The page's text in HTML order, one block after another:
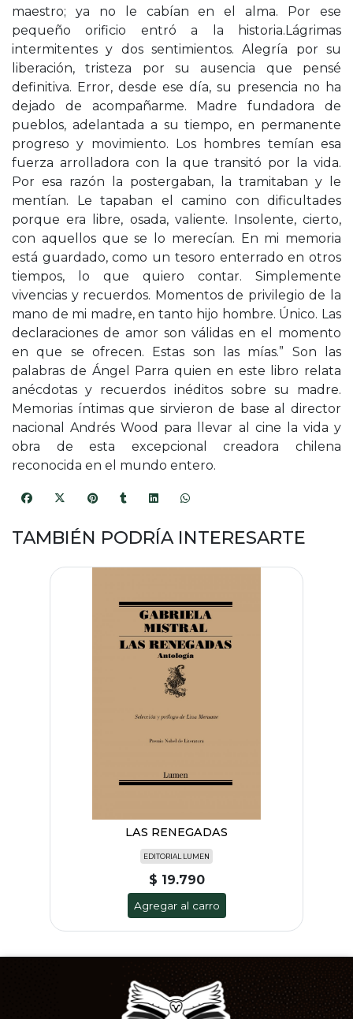
maestro; ya no le cabían en el alma. Por ese
pequeño orificio entró a la historia.Lágrimas
intermitentes y dos sentimientos. Alegría por su
liberación, tristeza por su ausencia que pensé
definitiva. Error, desde ese día, su presencia no ha
dejado de acompañarme. Madre fundadora de
pueblos, adelantada a su tiempo, en permanente
progreso y movimiento. Los hombres temían esa
fuerza arrolladora con la que transitó por la vida.
Por esa razón la postergaban, la tramitaban y le
mentían. Le tapaban el camino con dificultades
porque era libre, osada, valiente. Insolente, cierto,
con aquellos que se lo merecían. En mi memoria
está guardado, como un tesoro enterrado en otros
tiempos, lo que quiero contar. Simplemente
vivencias y recuerdos. Momentos de privilegio de la
mano de mi madre, en tanto hijo hombre. Único. Las
declaraciones de amor son válidas en el momento
en que se ofrecen. Estas son las mías.” Son las
palabras de Ángel Parra quien en este libro relata
anécdotas y recuerdos inéditos sobre su madre.
Memorias íntimas que sirvieron de base al director
nacional Andrés Wood para llevar al cine la vida y
obra de esta excepcional creadora chilena
reconocida en el mundo entero.
TAMBIÉN PODRÍA INTERESARTE
LAS RENEGADAS
EDITORIAL LUMEN
$ 19.790
Agregar al carro